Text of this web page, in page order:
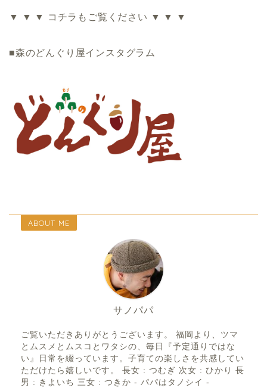
▼ ▼ ▼ コチラもご覧ください ▼ ▼ ▼
■森のどんぐり屋インスタグラム
ABOUT ME
サノパパ
ご覧いただきありがとうございます。 福岡より、ツマ
とムスメとムスコとワタシの、毎日『予定通りではな
い』日常を綴っています。子育ての楽しさを共感してい
ただけたら嬉しいです。 長女 : つむぎ 次女 : ひかり 長
男 : きよいち 三女 : つきか - パパはタノシイ -